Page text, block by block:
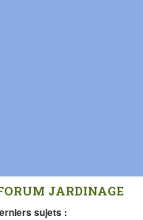
JARDINAGE
sujets :